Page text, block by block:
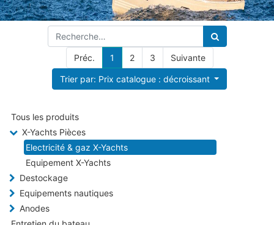
Préc. 1 2 3 Suivante
Trier par: Prix catalogue : décroissant
Tous les produits
X-Yachts Pièces
Electricité & gaz X-Yachts
Equipement X-Yachts
Destockage
Equipements nautiques
Anodes